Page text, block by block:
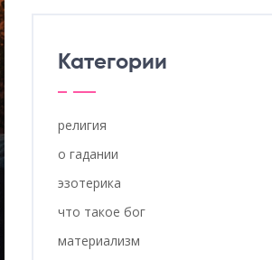
Категории
религия
о гадании
эзотерика
что такое бог
материализм